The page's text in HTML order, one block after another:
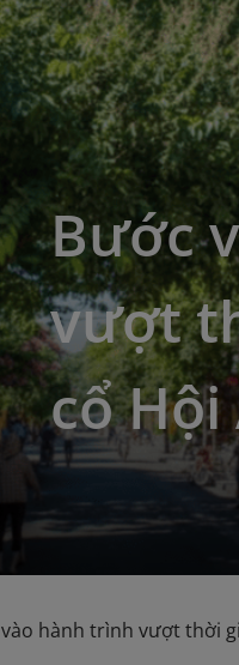
Bước
vượt
cổ Hội
hành trình vượt thời